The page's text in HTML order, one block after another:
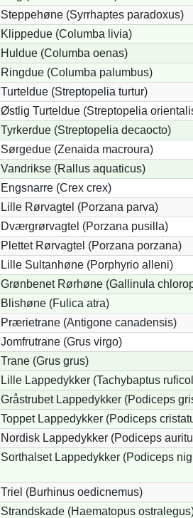
Steppehøne (Syrrhaptes paradoxus)
Klippedue (Columba livia)
Huldue (Columba oenas)
Ringdue (Columba palumbus)
Turteldue (Streptopelia turtur)
Østlig Turteldue (Streptopelia
Tyrkerdue (Streptopelia decaocto)
Sørgedue (Zenaida macroura)
Vandrikse (Rallus aquaticus)
Engsnarre (Crex crex)
Lille Rørvagtel (Porzana parva)
Dværgrørvagtel (Porzana pusilla)
Plettet Rørvagtel (Porzana porzana)
Lille Sultanhøne (Porphyrio alleni)
Grønbenet Rørhøne (Gallinula
Blishøne (Fulica atra)
Prærietrane (Antigone canadensis)
Jomfrutrane (Grus virgo)
Trane (Grus grus)
Lille Lappedykker (Tachybaptus
Gråstrubet Lappedykker (Podiceps
Toppet Lappedykker (Podiceps
Nordisk Lappedykker (Podiceps
Sorthalset Lappedykker (Podiceps
Triel (Burhinus oedicnemus)
Strandskade (Haematopus